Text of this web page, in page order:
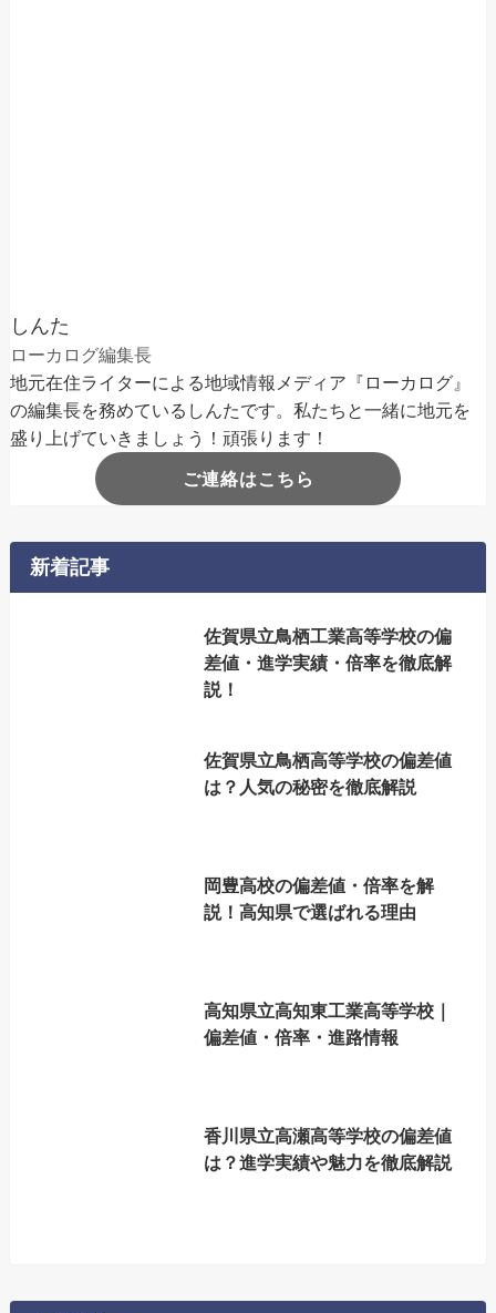
しんた
ローカログ編集長
地元在住ライターによる地域情報メディア『ローカログ』
の編集長を務めているしんたです。私たちと一緒に地元を
盛り上げていきましょう！頑張ります！
ご連絡はこちら
新着記事
佐賀県立鳥栖工業高等学校の偏
差値・進学実績・倍率を徹底解
説！
佐賀県立鳥栖高等学校の偏差値
は？人気の秘密を徹底解説
岡豊高校の偏差値・倍率を解
説！高知県で選ばれる理由
高知県立高知東工業高等学校｜
偏差値・倍率・進路情報
香川県立高瀬高等学校の偏差値
は？進学実績や魅力を徹底解説